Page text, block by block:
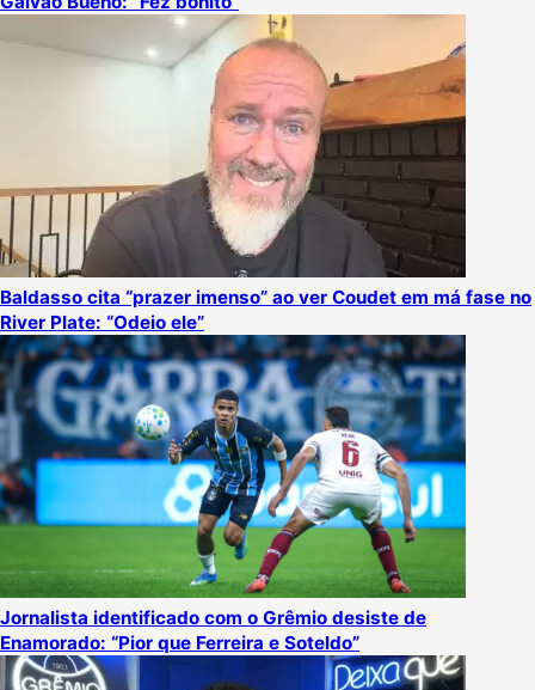
Baldasso cita “prazer imenso” ao ver Coudet em má fase no
River Plate: “Odeio ele”
Jornalista identificado com o Grêmio desiste de
Enamorado: “Pior que Ferreira e Soteldo”